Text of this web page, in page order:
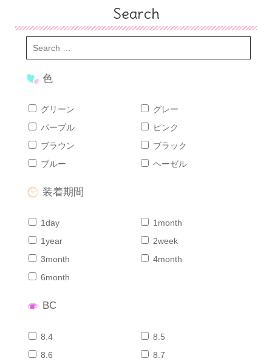
Search
色
グリーン
グレー
パープル
ピンク
ブラウン
ブラック
ブルー
ヘーゼル
装着期間
1day
1month
1year
2week
3month
4month
6month
BC
8.4
8.5
8.6
8.7